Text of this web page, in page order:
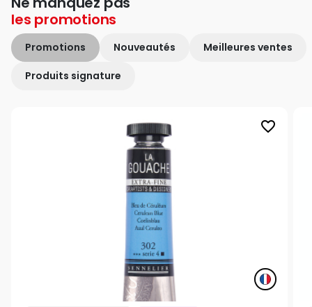
les promotions
Promotions Nouveautés Meilleures ventes
Produits signature
favorite_border